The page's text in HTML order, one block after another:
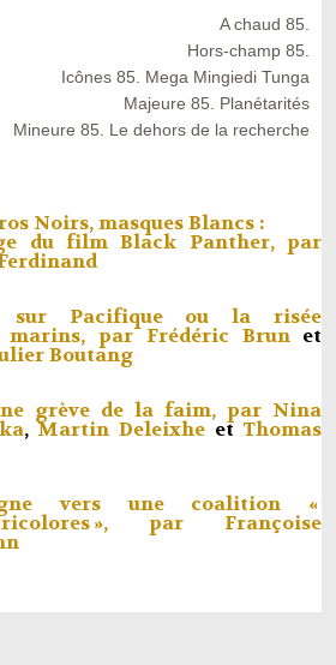
A chaud 85.
Hors-champ 85.
Icônes 85. Mega Mingiedi Tunga
Majeure 85. Planétarités
Mineure 85. Le dehors de la recherche
Noirs, masques Blancs :
du film Black Panther, par
sur Pacifique ou la risée
marins, par Frédéric Brunet
Boutang
grève de la faim, par Nina
,Martin Deleixhe et Thomas
vers une coalition «
», par Françoise